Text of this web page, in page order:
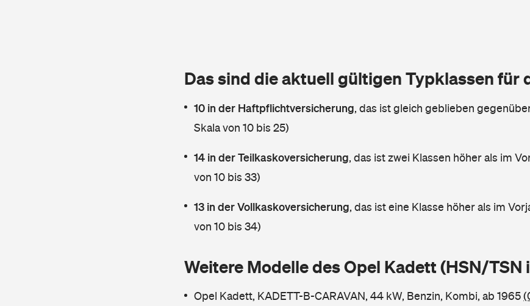
Das sind die aktuell gültigen Typklassen für
10 in der Haftpflichtversicherung, das ist gleich geblieben
Skala von 10 bis 25)
14 in der Teilkaskoversicherung, das ist zwei Klassen höher als im
von 10 bis 33)
13 in der Vollkaskoversicherung, das ist eine Klasse höher als im
von 10 bis 34)
Weitere Modelle des Opel Kadett (HSN/TSN
Opel Kadett, KADETT-B-CARAVAN, 44 kW, Benzin, Kombi, ab 1965